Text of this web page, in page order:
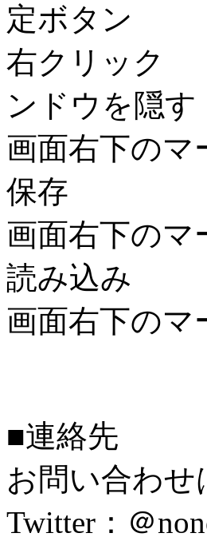
定ボタン
右クリ
ンドウを隠す
画面右下の
保存
画面右下の
読み込み
画面右下の
■連絡先
お問い合わせ
Twitter：＠